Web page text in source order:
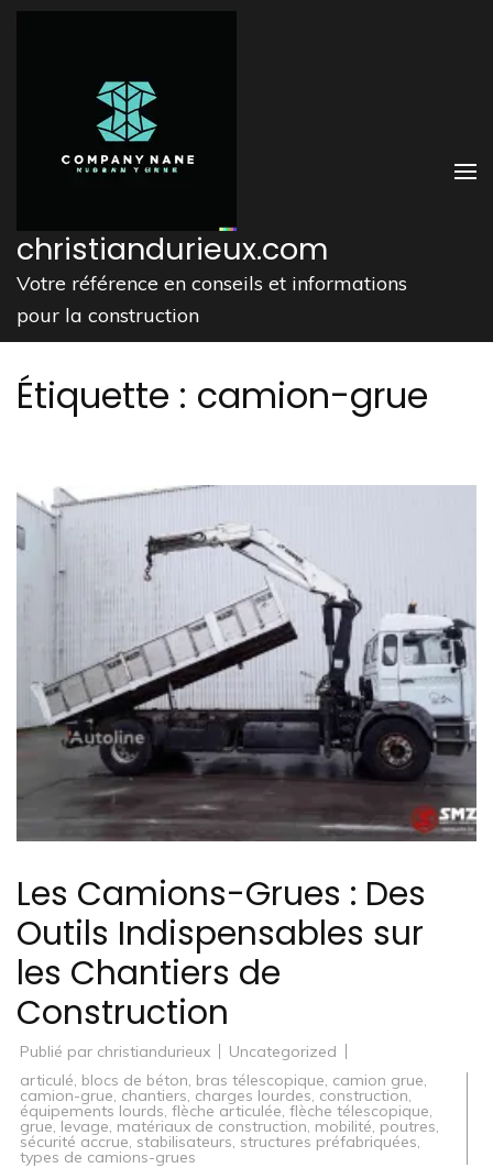
Aller
christiandurieux.com
Votre référence en conseils et informations
pour la construction
Étiquette : camion-grue
Les Camions-Grues : Des
Outils Indispensables sur
les Chantiers de
Construction
Publié par christiandurieux
Uncategorized
articulé, blocs de béton, bras télescopique, camion grue,
camion-grue, chantiers, charges lourdes, construction,
équipements lourds, flèche articulée, flèche télescopique,
grue, levage, matériaux de construction, mobilité, poutres,
sécurité accrue, stabilisateurs, structures préfabriquées,
types de camions-grues